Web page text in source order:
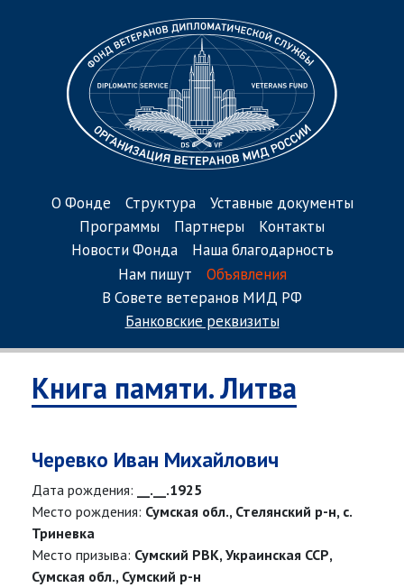
О Фонде Структура
Уставные документы
Программы
Партнеры
Контакты
Новости Фонда
Наша благодарность
Нам пишут
Объявления
В Совете ветеранов МИД РФ
Банковские реквизиты
Книга памяти. Литва
Черевко Иван Михайлович
Дата рождения:
__.__.1925
Место рождения: Сумская обл., Стелянский р-н, с.
Триневка
Место призыва: Сумский РВК, Украинская ССР,
Сумская обл., Сумский р-н